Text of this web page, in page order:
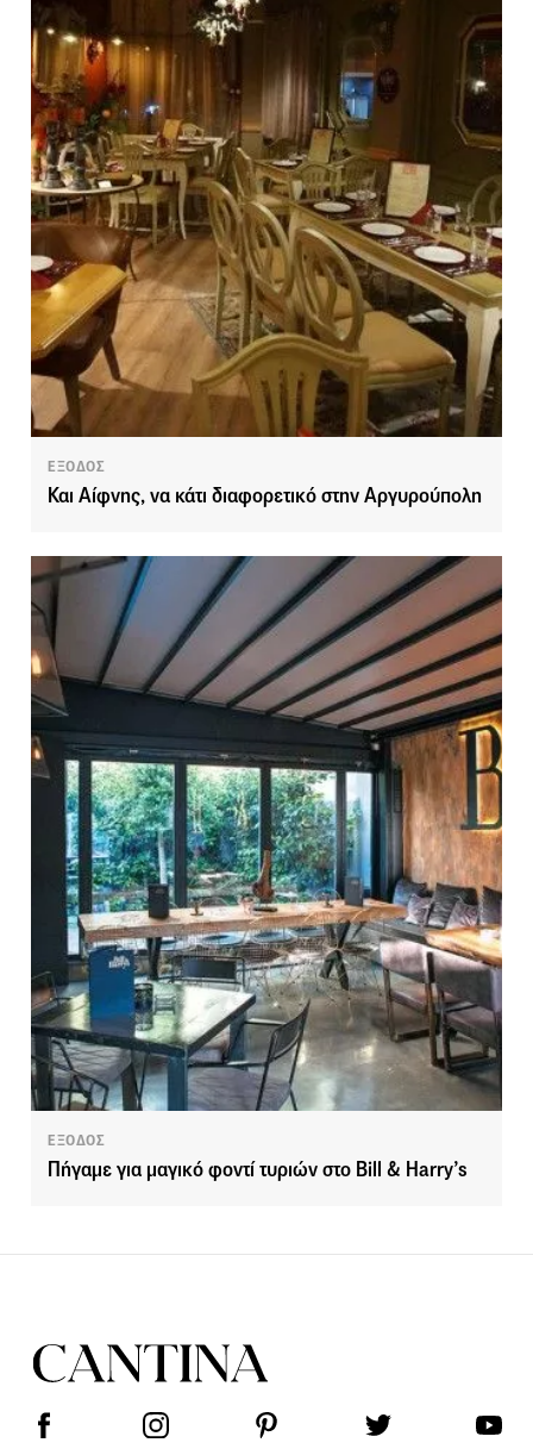
ΕΞΟΔΟΣ
Και Αίφνης, να κάτι διαφορετικό στην Αργυρούπολη
ΕΞΟΔΟΣ
Πήγαμε για μαγικό φοντί τυριών στο Bill & Harry’s